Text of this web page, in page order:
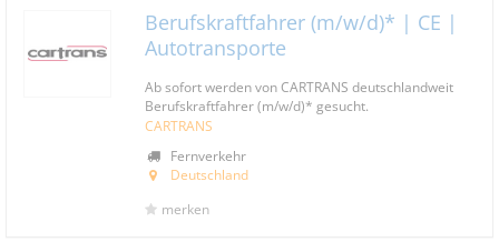
Berufskraftfahrer (m/w/d)* | CE |
Autotransporte
Ab sofort werden von CARTRANS deutschlandweit
Berufskraftfahrer (m/w/d)* gesucht.
CARTRANS
Fernverkehr
Deutschland
merken